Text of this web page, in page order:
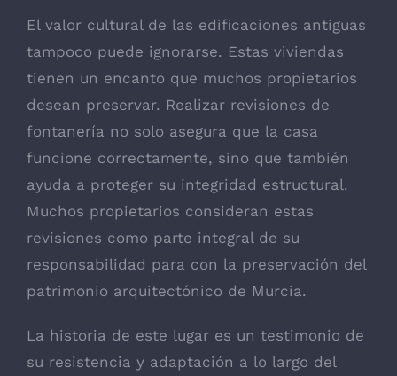
El valor cultural de las edificaciones antiguas
tampoco puede ignorarse. Estas viviendas
tienen un encanto que muchos propietarios
desean preservar. Realizar revisiones de
fontanería no solo asegura que la casa
funcione correctamente, sino que también
ayuda a proteger su integridad estructural.
Muchos propietarios consideran estas
revisiones como parte integral de su
responsabilidad para con la preservación del
patrimonio arquitectónico de Murcia.
La historia de este lugar es un testimonio de
su resistencia y adaptación a lo largo del